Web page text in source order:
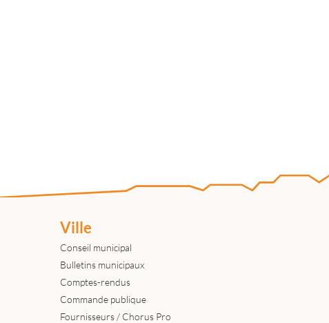
Ville
Conseil municipal
Bulletins municipaux
Comptes-rendus
Commande publique
Fournisseurs / Chorus Pro